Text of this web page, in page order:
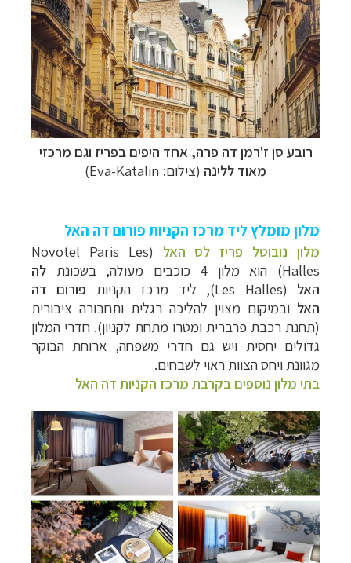
רובע סן ז'רמן דה פרה, אחד היפים בפריז וגם מרכזי
מאוד ללינה (צילום: Eva-Katalin)
מלון מומלץ ליד מרכז הקניות פורום דה האל
מלון נובוטל פריז לס האל (
Novotel Paris Les
Halles) הוא מלון 4 כוכבים מעולה, בשכונת
לה
האל (
Les Halles), ליד מרכז הקניות פורום דה
האל ובמיקום מצוין להליכה רגלית ותחבורה ציבורית
(תחנת רכבת פרברית ומטרו מתחת לקניון). חדרי המלון
גדולים יחסית ויש גם חדרי משפחה, ארוחת הבוקר
מגוונת ויחס הצוות ראוי לשבחים.
בתי מלון נוספים בקרבת מרכז הקניות דה האל